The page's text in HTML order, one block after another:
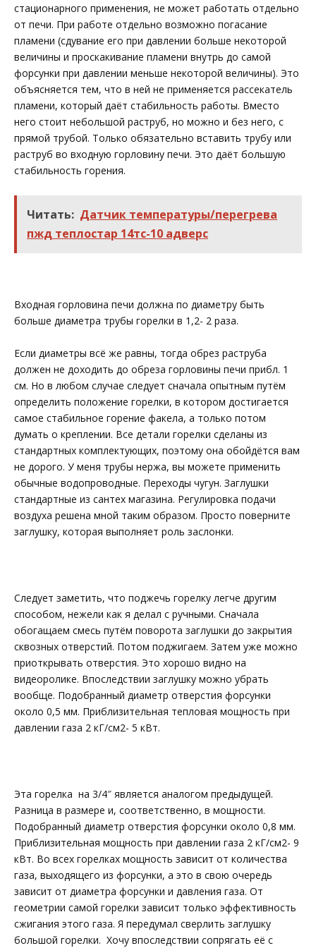
стационарного применения, не может работать отдельно
от печи. При работе отдельно возможно погасание
пламени (сдувание его при давлении больше некоторой
величины и проскакивание пламени внутрь до самой
форсунки при давлении меньше некоторой величины). Это
объясняется тем, что в ней не применяется рассекатель
пламени, который даёт стабильность работы. Вместо
него стоит небольшой раструб, но можно и без него, с
прямой трубой. Только обязательно вставить трубу или
раструб во входную горловину печи. Это даёт большую
стабильность горения.
Читать: Датчик температуры/перегрева
пжд теплостар 14тс-10 адверс
Входная горловина печи должна по диаметру быть
больше диаметра трубы горелки в 1,2- 2 раза.
Если диаметры всё же равны, тогда обрез раструба
должен не доходить до обреза горловины печи прибл. 1
см. Но в любом случае следует сначала опытным путём
определить положение горелки, в котором достигается
самое стабильное горение факела, а только потом
думать о креплении. Все детали горелки сделаны из
стандартных комплектующих, поэтому она обойдётся вам
не дорого. У меня трубы нержа, вы можете применить
обычные водопроводные. Переходы чугун. Заглушки
стандартные из сантех магазина. Регулировка подачи
воздуха решена мной таким образом. Просто поверните
заглушку, которая выполняет роль заслонки.
Следует заметить, что поджечь горелку легче другим
способом, нежели как я делал с ручными. Сначала
обогащаем смесь путём поворота заглушки до закрытия
сквозных отверстий. Потом поджигаем. Затем уже можно
приоткрывать отверстия. Это хорошо видно на
видеоролике. Впоследствии заглушку можно убрать
вообще. Подобранный диаметр отверстия форсунки
около 0,5 мм. Приблизительная тепловая мощность при
давлении газа 2 кГ/см2- 5 кВт.
Эта горелка на 3/4″ является аналогом предыдущей.
Разница в размере и, соответственно, в мощности.
Подобранный диаметр отверстия форсунки около 0,8 мм.
Приблизительная мощность при давлении газа 2 кГ/см2- 9
кВт. Во всех горелках мощность зависит от количества
газа, выходящего из форсунки, а это в свою очередь
зависит от диаметра форсунки и давления газа. От
геометрии самой горелки зависит только эффективность
сжигания этого газа. Я передумал сверлить заглушку
большой горелки. Хочу впоследствии сопрягать её с